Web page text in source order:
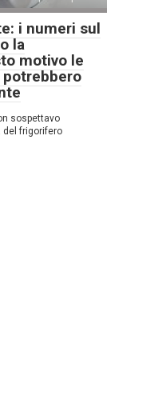
i numeri sul
la
motivo le
sospettavo
del frigorifero